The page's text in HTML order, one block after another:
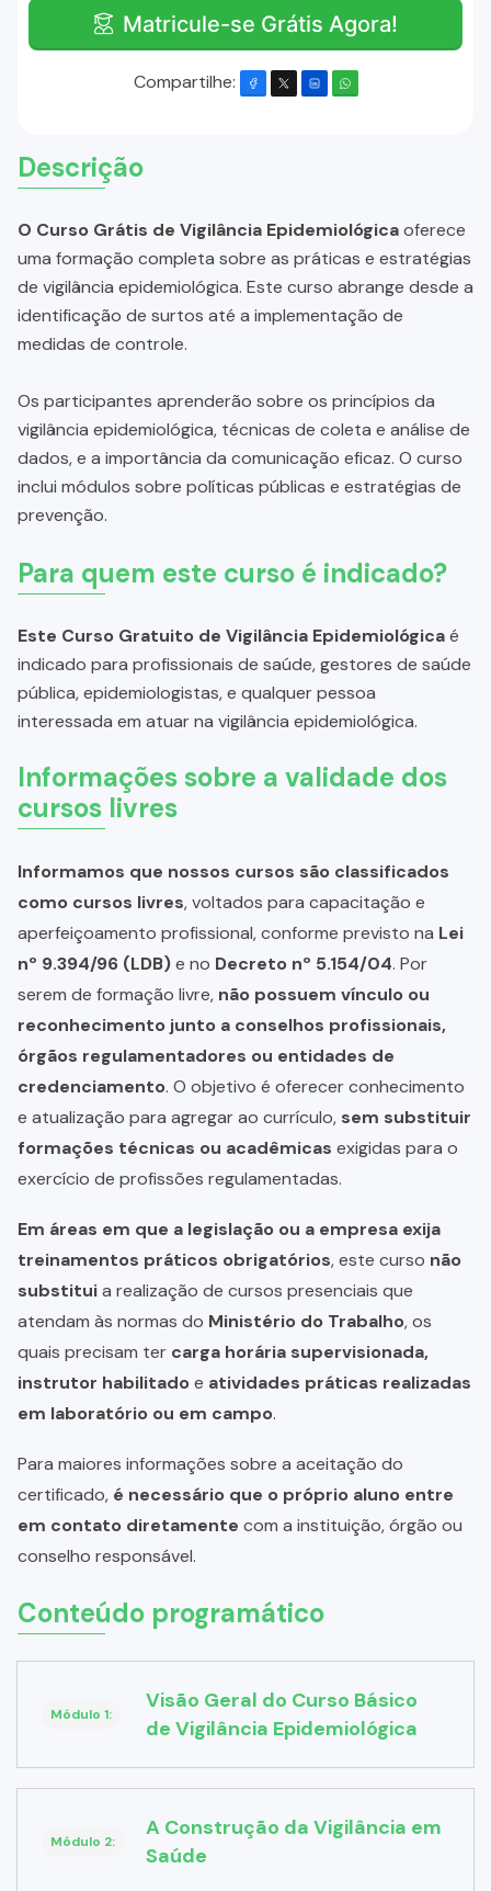
Matricule-se Grátis Agora!
Compartilhe:
Descrição
O Curso Grátis de Vigilância Epidemiológicaoferece
uma formação completa sobre as práticas e estratégias
de vigilância epidemiológica. Este curso abrange desde a
identificação de surtos até a implementação de
medidas de controle.
Os participantes aprenderão sobre os princípios da
vigilância epidemiológica, técnicas de coleta e análise de
dados, e a importância da comunicação eficaz. O curso
inclui módulos sobre políticas públicas e estratégias de
prevenção.
Para quem este curso é indicado?
Este Curso Gratuito de Vigilância Epidemiológicaé
indicado para profissionais de saúde, gestores de saúde
pública, epidemiologistas, e qualquer pessoa
interessada em atuar na vigilância epidemiológica.
Informações sobre a validade dos
cursos livres
Informamos que nossos cursos são classificados
como cursos livres, voltados para capacitação e
aperfeiçoamento profissional, conforme previsto na Lei
nº 9.394/96 (LDB)e no Decreto nº 5.154/04. Por
serem de formação livre, não possuem vínculo ou
reconhecimento junto a conselhos profissionais,
órgãos regulamentadores ou entidades de
credenciamento. O objetivo é oferecer conhecimento
e atualização para agregar ao currículo, sem substituir
formações técnicas ou acadêmicas exigidas para o
exercício de profissões regulamentadas.
Em áreas em que a legislação ou a empresa exija
treinamentos práticos obrigatórios, este curso não
substituia realização de cursos presenciais que
atendam às normas do Ministério do Trabalho, os
quais precisam ter carga horária supervisionada,
instrutor habilitadoe atividades práticas realizadas
em laboratório ou em campo.
Para maiores informações sobre a aceitação do
certificado, é necessário que o próprio aluno entre
em contato diretamente com a instituição, órgão ou
conselho responsável.
Conteúdo programático
Módulo 1:
Visão Geral do Curso Básico
de Vigilância Epidemiológica
Módulo 2:
A Construção da Vigilância em
Saúde